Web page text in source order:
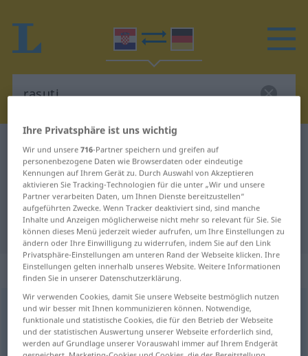
Kroatisch-Deutsch Wörterbuch rasuti
Kroatisch-Deutsch Übersetzung für
"rasuti"
"rasuti" Deutsch Übersetzung
„rasuti“
rasuti <-spem;-suo;-ula;-sut>(-sipati)
Übersicht aller Übersetzungen
(Für mehr Details die Übersetzung anklicken/antippen)
Ihre Privatsphäre ist uns wichtig
Wir und unsere716-Partner speichern und greifen auf
personenbezogene Daten wie Browserdaten oder eindeutige
Kennungen auf Ihrem Gerät zu. Durch Auswahl von Akzeptieren
aktivieren Sie Tracking-Technologien für die unter „Wir und unsere
Partner verarbeiten Daten, um Ihnen Dienste bereitzustellen“
aufgeführten Zwecke. Wenn Tracker deaktiviert sind, sind manche
Inhalte und Anzeigen möglicherweise nicht mehr so relevant für Sie. Sie
können dieses Menü jederzeit wieder aufrufen, um Ihre Einstellungen zu
ändern oder Ihre Einwilligung zu widerrufen, indem Sie auf den Link
Privatsphäre-Einstellungen am unteren Rand der Webseite klicken. Ihre
Einstellungen gelten innerhalb unseres Website. Weitere Informationen
finden Sie in unserer Datenschutzerklärung.
Wir verwenden Cookies, damit Sie unsere Webseite bestmöglich nutzen
und wir besser mit Ihnen kommunizieren können. Notwendige,
funktionale und statistische Cookies, die für den Betrieb der Webseite
und der statistischen Auswertung unserer Webseite erforderlich sind,
werden auf Grundlage unserer Vorauswahl immer auf Ihrem Endgerät